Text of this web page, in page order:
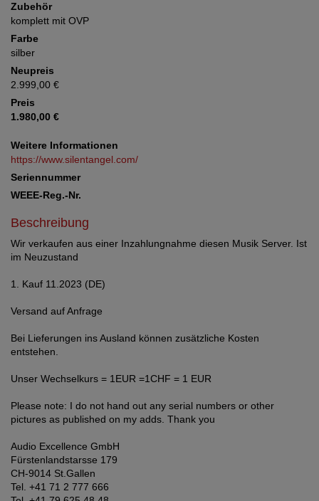
Zubehör
komplett mit OVP
Farbe
silber
Neupreis
2.999,00 €
Preis
1.980,00 €
Weitere Informationen
https://www.silentangel.com/
Seriennummer
WEEE-Reg.-Nr.
Beschreibung
Wir verkaufen aus einer Inzahlungnahme diesen Musik Server. Ist
im Neuzustand
1. Kauf 11.2023 (DE)
Versand auf Anfrage
Bei Lieferungen ins Ausland können zusätzliche Kosten
entstehen.
Unser Wechselkurs = 1EUR =1CHF = 1 EUR
Please note: I do not hand out any serial numbers or other
pictures as published on my adds. Thank you
Audio Excellence GmbH
Fürstenlandstarsse 179
CH-9014 St.Gallen
Tel. +41 71 2 777 666